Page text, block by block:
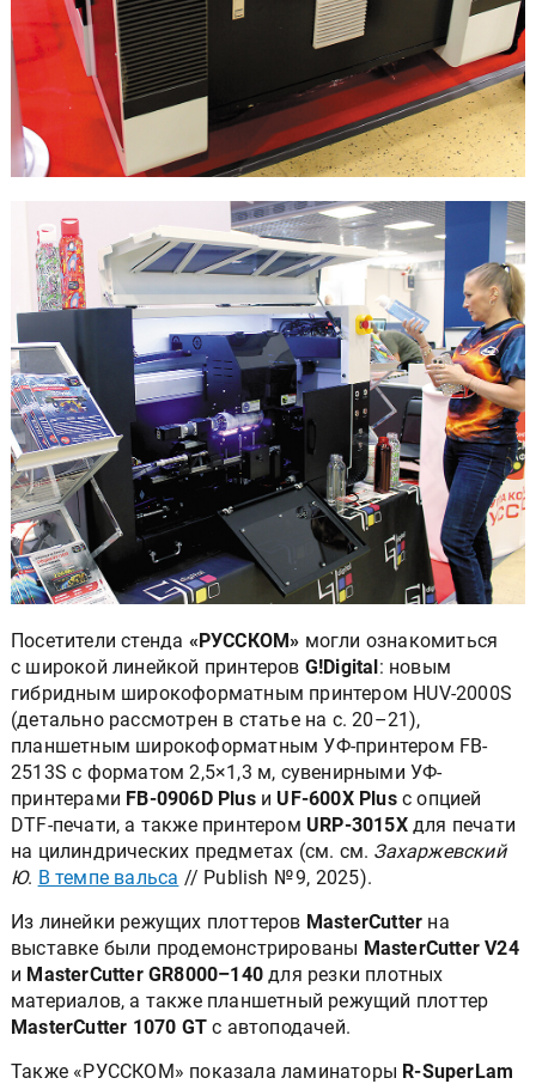
Посетители стенда «РУССКОМ» могли ознакомиться
с широкой линейкой принтеров G!Digital: новым
гибридным широкоформатным принтером HUV-2000S
(детально рассмотрен в статье на с. 20–21),
планшетным широкоформатным УФ-принтером FB-
2513S с форматом 2,5×1,3 м, сувенирными УФ-
принтерами FB-0906D Plusи UF-600X Plusс опцией
DTF-печати, а также принтером URP-3015Xдля печати
на цилиндрических предметах (см. см. Захаржевский
Ю. В темпе вальса // Publish № 9, 2025).
Из линейки режущих плоттеров MasterCutter на
выставке были продемонстрированы MasterCutter V24
и MasterCutter GR8000–140 для резки плотных
материалов, а также планшетный режущий плоттер
MasterCutter 1070 GT с автоподачей.
Также «РУССКОМ» показала ламинаторы R-SuperLam